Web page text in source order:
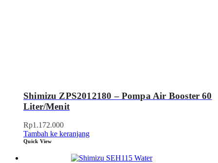
Shimizu ZPS2012180 – Pompa Air Booster 60
Liter/Menit
Rp1.172.000
Tambah ke keranjang
Quick View